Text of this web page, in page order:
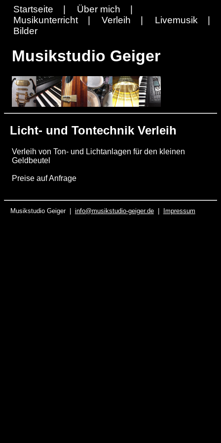
Startseite |
Über mich |
Musikunterricht |
Verleih |
Livemusik |
Bilder
Musikstudio Geiger
Licht- und Tontechnik Verleih
Verleih von Ton- und Lichtanlagen für den kleinen
Geldbeutel
Preise auf Anfrage
Musikstudio Geiger | info@musikstudio-geiger.de| Impressum